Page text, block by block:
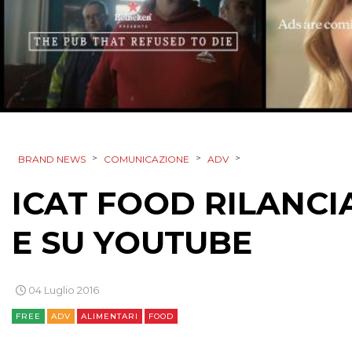
BRAND NEWS > COMUNICAZIONE > ADV >
ICAT FOOD
E SU YOUTUBE
04 Luglio 2016
FREE ADV ALIMENTARI FOOD